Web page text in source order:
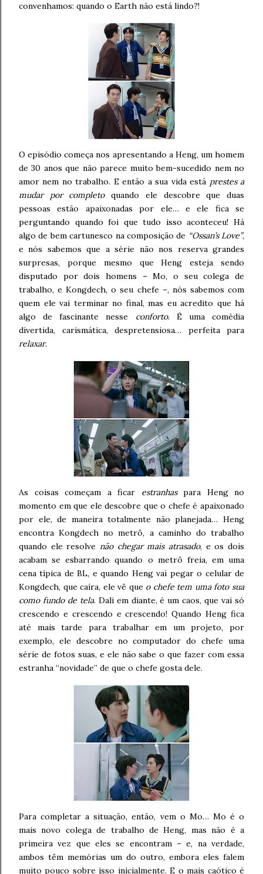
convenhamos: quando o Earth não está lindo?!
O episódio começa nos apresentando a Heng, um homem
de 30 anos que não parece muito bem-sucedido nem no
amor nem no trabalho. E então a sua vida está prestes a
mudar por completoquando ele descobre que duas
pessoas estão apaixonadas por ele… e ele fica se
perguntando quando foi que tudo isso aconteceu! Há
algo de bem cartunesco na composição de “Ossan’s Love”,
e nós sabemos que a série não nos reserva grandes
surpresas, porque mesmo que Heng esteja sendo
disputado por dois homens – Mo, o seu colega de
trabalho, e Kongdech, o seu chefe –, nós sabemos com
quem ele vai terminar no final, mas eu acredito que há
algo de fascinante nesse conforto. É uma comédia
divertida, carismática, despretensiosa… perfeita para
relaxar.
As coisas começam a ficar estranhaspara Heng no
momento em que ele descobre que o chefe é apaixonado
por ele, de maneira totalmente não planejada… Heng
encontra Kongdech no metrô, a caminho do trabalho
quando ele resolve não chegar mais atrasado, e os dois
acabam se esbarrando quando o metrô freia, em uma
cena típica de BL, e quando Heng vai pegar o celular de
Kongdech, que caíra, ele vê que o chefe tem uma foto sua
como fundo de tela. Dali em diante, é um caos, que vai só
crescendo e crescendo e crescendo! Quando Heng fica
até mais tarde para trabalhar em um projeto, por
exemplo, ele descobre no computador do chefe uma
série de fotos suas, e ele não sabe o que fazer com essa
estranha “novidade” de que o chefe gosta dele.
Para completar a situação, então, vem o Mo… Mo é o
mais novo colega de trabalho de Heng, mas não é a
primeira vez que eles se encontram – e, na verdade,
ambos têm memórias um do outro, embora eles falem
muito pouco sobre isso inicialmente. E o mais caótico é